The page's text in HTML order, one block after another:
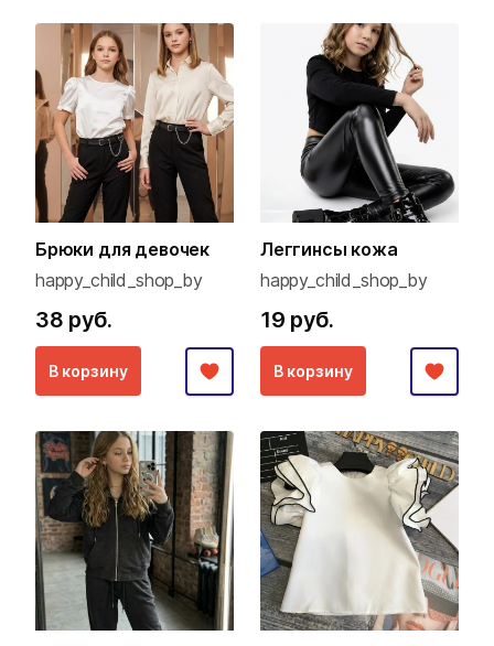
Брюки для девочек
happy_child_shop_by
38 руб.
В корзину
Леггинсы кожа
happy_child_shop_by
19 руб.
В корзину